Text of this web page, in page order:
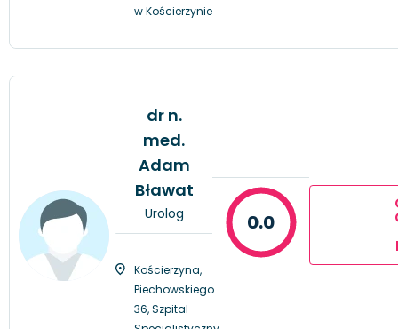
w Kościerzynie
dr n.
med.
Adam
Bławat
Urolog
Kościerzyna,
Piechowskiego
36, Szpital
0.0